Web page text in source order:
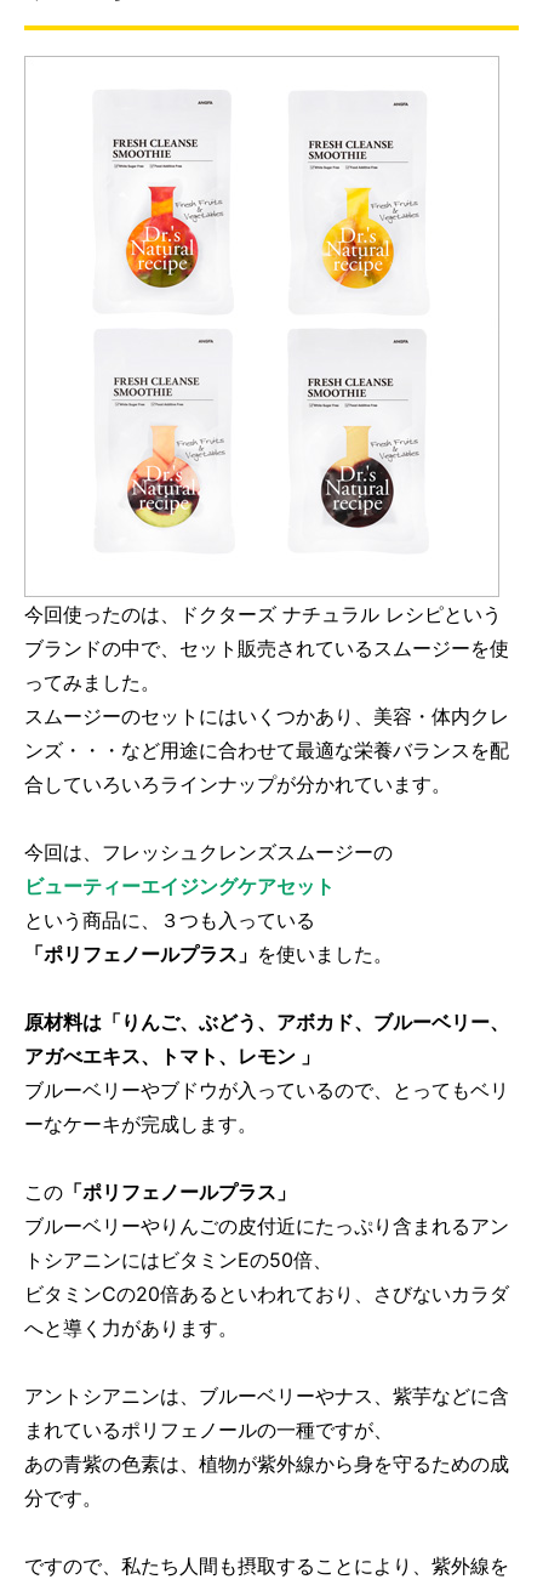
今回使ったのは、ドクターズ ナチュラル レシピという
ブランドの中で、セット販売されているスムージーを使
ってみました。
スムージーのセットにはいくつかあり、美容・体内クレ
ンズ・・・など用途に合わせて最適な栄養バランスを配
合していろいろラインナップが分かれています。
今回は、フレッシュクレンズスムージーの
ビューティーエイジングケアセット
という商品に、３つも入っている
「ポリフェノールプラス」 を使いました。
原材料は「りんご、ぶどう、アボカド、ブルーベリー、
アガべエキス、トマト、レモン 」
ブルーベリーやブドウが入っているので、とってもベリ
ーなケーキが完成します。
この 「ポリフェノールプラス」
ブルーベリーやりんごの皮付近にたっぷり含まれるアン
トシアニンにはビタミンEの50倍、
ビタミンCの20倍あるといわれており、さびないカラダ
へと導く力があります。
アントシアニンは、ブルーベリーやナス、紫芋などに含
まれているポリフェノールの一種ですが、
あの青紫の色素は、植物が紫外線から身を守るための成
分です。
ですので、私たち人間も摂取することにより、紫外線を